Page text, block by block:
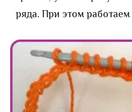
ряда. При этом работаем